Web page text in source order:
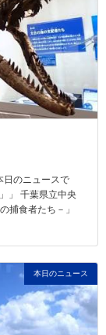
日のニュースで
」 千葉県立中央
捕食者たち－」
本日のニュース